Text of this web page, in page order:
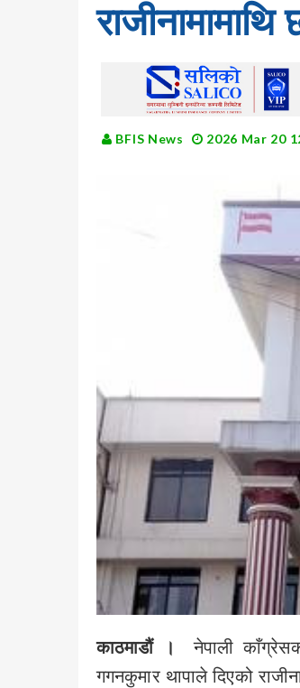
BFIS News 2026 Mar 20
काठमाडौं ।
नेपाली
गगनकुमार थापाले दिएको